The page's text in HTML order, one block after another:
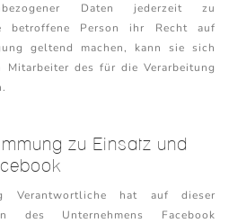
Daten jederzeit zu
betroffene Person ihr Recht auf
geltend machen, kann sie sich
Mitarbeiter des für die Verarbeitung
zu Einsatz und
Verantwortliche hat auf dieser
des Unternehmens Facebook